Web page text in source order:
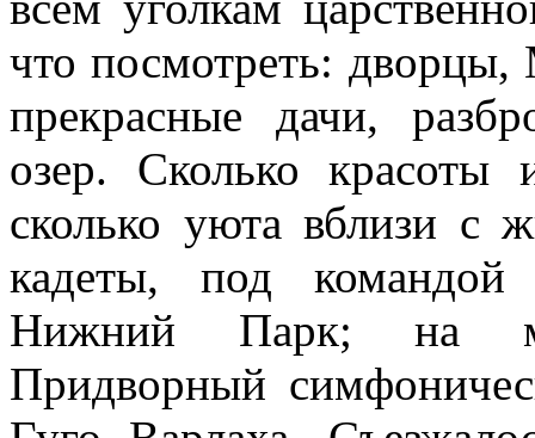
что посмотреть:
прекрасные дачи,
озер. Сколько красоты
сколько уюта вблизи с
кадеты, под командой
Нижний Парк; на
Придворный